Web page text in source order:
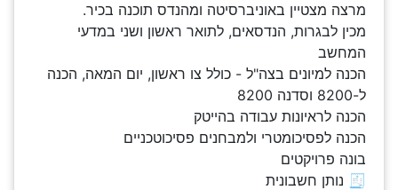
מרצה מצטיין באוניברסיטה ומהנדס תוכנה בכיר.
מכין לבגרות, הנדסאים, לתואר ראשון ושני במדעי
המחשב
הכנה למיונים בצה"ל - כולל צו ראשון, יום המאה, הכנה
ל-8200 וסדנה 8200
הכנה לראיונות עבודה בהייטק
הכנה לפסיכומטרי ולמבחנים פסיכוטכניים
בונה פרויקטים
🧾 נותן חשבונית